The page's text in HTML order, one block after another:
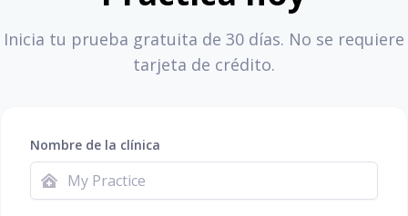
Inicia tu prueba gratuita de 30 días. No se requiere
tarjeta de crédito.
Nombre de la clínica